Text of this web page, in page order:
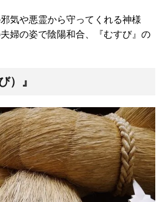
気や悪霊から守ってくれる神様
婦の姿で陰陽和合、『むすび』の
）』